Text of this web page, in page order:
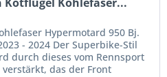
Hypermotard 950 Bj.
- 2024 Der Superbike-Stil
durch dieses vom Rennsport
das der Front